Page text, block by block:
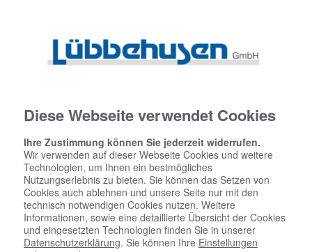
Basic-Bad 15,9 ㎡
Diese Webseite verwendet Cookies
Ihre Zustimmung können Sie jederzeit widerrufen.
Wir verwenden auf dieser Webseite Cookies und weitere
Technologien, um Ihnen ein bestmögliches
Nutzungserlebnis zu bieten. Sie können das Setzen von
Cookies auch ablehnen und unsere Seite nur mit den
technisch notwendigen Cookies nutzen. Weitere
Informationen, sowie eine detaillierte Übersicht der Cookies
und eingesetzten Technologien finden Sie in unserer
Datenschutzerklärung. Sie können Ihre Einstellungen